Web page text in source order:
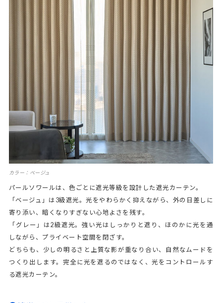
カラー：ベージュ
パールソワールは、色ごとに遮光等級を設計した遮光カーテン。
「ベージュ」は3級遮光。光をやわらかく抑えながら、外の日差しに
寄り添い、暗くなりすぎない心地よさを残す。
「グレー」は2級遮光。強い光はしっかりと遮り、ほのかに光を通
しながら、プライベート空間を閉ざす。
どちらも、少しの明るさと上質な影が重なり合い、自然なムードを
つくり出します。完全に光を遮るのではなく、光をコントロールす
る遮光カーテン。